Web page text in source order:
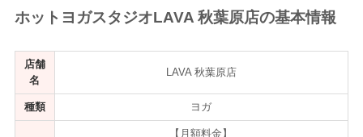
ホットヨガスタジオLAVA 秋葉原店の基本情報
店舗
名
LAVA 秋葉原店
種類 ヨガ
【月額料金】